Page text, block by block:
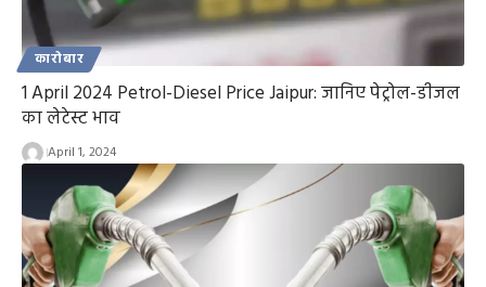
कारोबार
1 April 2024 Petrol-Diesel Price Jaipur: जानिए पेट्रोल-डीजल
का लेटेस्ट भाव
April 1, 2024